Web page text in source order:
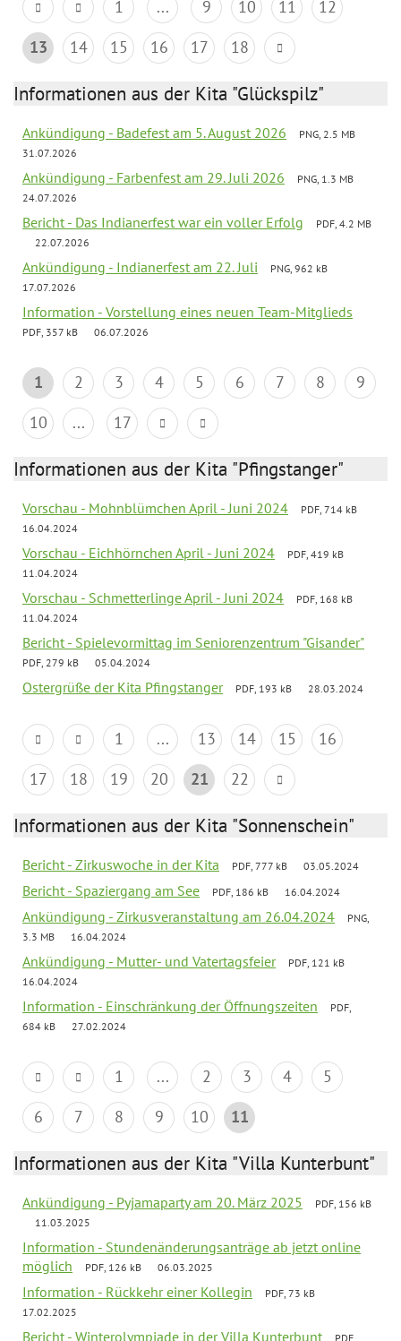
1 ... 9 10 11
12
13
14 15 16 17 18
Informationen aus der Kita "Glückspilz"
Ankündigung - Badefest am 5. August 2026
PNG, 2.5 MB
31.07.2026
Ankündigung - Farbenfest am 29. Juli 2026
PNG, 1.3 MB
24.07.2026
Bericht - Das Indianerfest war ein voller Erfolg
PDF, 4.2 MB
22.07.2026
Ankündigung - Indianerfest am 22. Juli
PNG, 962 kB
17.07.2026
Information - Vorstellung eines neuen Team-Mitglieds
PDF, 357 kB 06.07.2026
1 2 3 4 5 6 7 8
9
10
... 17
Informationen aus der Kita "Pfingstanger"
Vorschau - Mohnblümchen April - Juni 2024
PDF, 714 kB
16.04.2024
Vorschau - Eichhörnchen April - Juni 2024
PDF, 419 kB
11.04.2024
Vorschau - Schmetterlinge April - Juni 2024
PDF, 168 kB
11.04.2024
Bericht - Spielevormittag im Seniorenzentrum "Gisander"
PDF, 279 kB 05.04.2024
Ostergrüße der Kita Pfingstanger PDF, 193 kB 28.03.2024
1 ... 13 14 15
16
17
18 19 20 21 22
Informationen aus der Kita "Sonnenschein"
Bericht - Zirkuswoche in der Kita PDF, 777 kB 03.05.2024
Bericht - Spaziergang am See PDF, 186 kB 16.04.2024
Ankündigung - Zirkusveranstaltung am 26.04.2024
PNG,
3.3 MB
16.04.2024
Ankündigung - Mutter- und Vatertagsfeier
PDF, 121 kB
16.04.2024
Information - Einschränkung der Öffnungszeiten
PDF,
684 kB
27.02.2024
1 ... 2 3 4
5
6
7 8 9 10 11
Informationen aus der Kita "Villa Kunterbunt"
Ankündigung - Pyjamaparty am 20. März 2025
PDF, 156 kB
11.03.2025
Information - Stundenänderungsanträge ab jetzt online
möglich
PDF, 126 kB 06.03.2025
Information - Rückkehr einer Kollegin
PDF, 73 kB
17.02.2025
Bericht - Winterolympiade in der Villa Kunterbunt PDF,